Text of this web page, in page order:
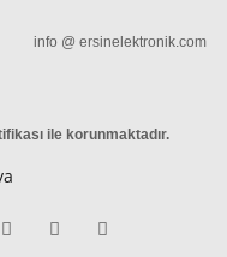
info @ ersinelektronik.com
ile korunmaktadır.